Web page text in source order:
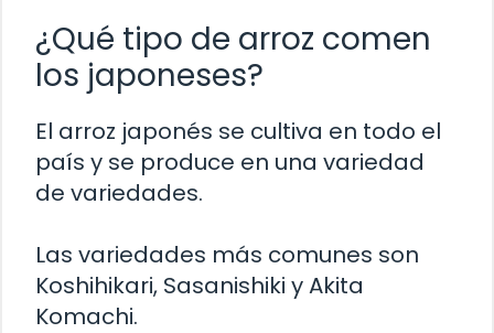
¿Qué tipo de arroz comen
los japoneses?
El arroz japonés se cultiva en todo el
país y se produce en una variedad
de variedades.
Las variedades más comunes son
Koshihikari, Sasanishiki y Akita
Komachi.